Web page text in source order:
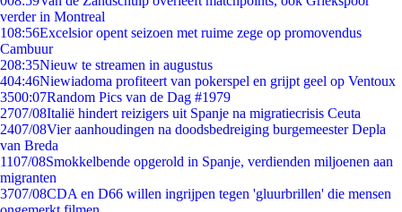
verder in Montreal
108:56Excelsior opent seizoen met ruime zege op promovendus
Cambuur
208:35Nieuw te streamen in augustus
404:46Niewiadoma profiteert van pokerspel en grijpt geel op Ventoux
3500:07Random Pics van de Dag #1979
2707/08Italië hindert reizigers uit Spanje na migratiecrisis Ceuta
2407/08Vier aanhoudingen na doodsbedreiging burgemeester Depla
van Breda
1107/08Smokkelbende opgerold in Spanje, verdienden miljoenen aan
migranten
3707/08CDA en D66 willen ingrijpen tegen 'gluurbrillen' die mensen